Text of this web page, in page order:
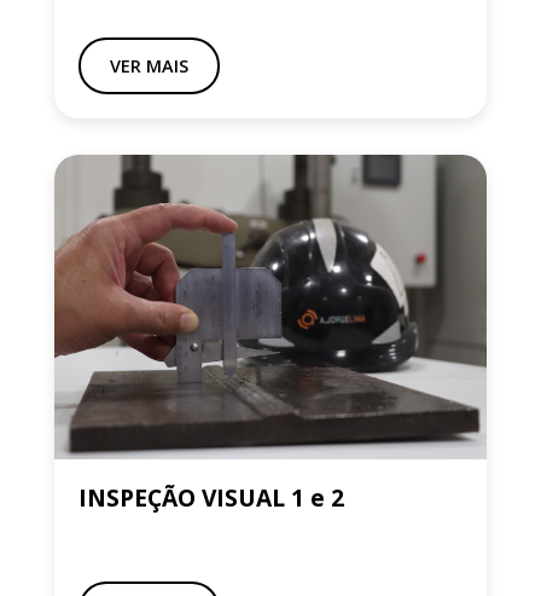
VER MAIS
INSPEÇÃO VISUAL 1 e 2